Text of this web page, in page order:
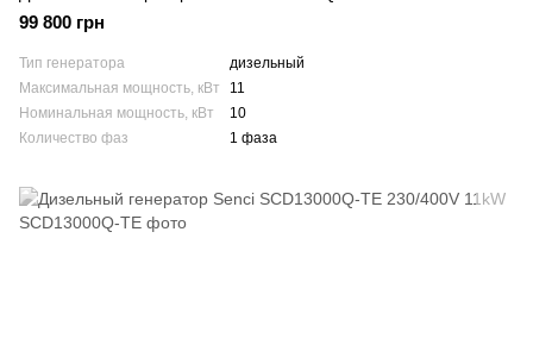
99 800 грн
Тип генератора
дизельный
Максимальная мощность, кВт
11
Номинальная мощность, кВт
10
Количество фаз
1 фаза